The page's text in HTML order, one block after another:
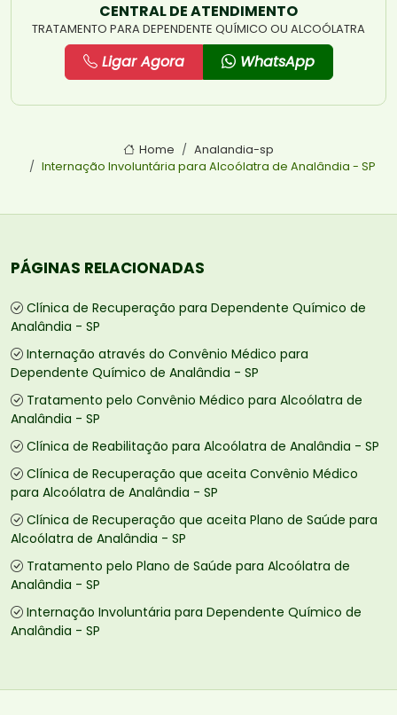
CENTRAL DE ATENDIMENTO
TRATAMENTO PARA DEPENDENTE QUÍMICO OU ALCOÓLATRA
Ligar Agora WhatsApp
Home
Analandia-sp
Internação Involuntária para Alcoólatra de Analândia - SP
PÁGINAS RELACIONADAS
Clínica de Recuperação para Dependente Químico de
Analândia - SP
Internação através do Convênio Médico para
Dependente Químico de Analândia - SP
Tratamento pelo Convênio Médico para Alcoólatra de
Analândia - SP
Clínica de Reabilitação para Alcoólatra de Analândia - SP
Clínica de Recuperação que aceita Convênio Médico
para Alcoólatra de Analândia - SP
Clínica de Recuperação que aceita Plano de Saúde para
Alcoólatra de Analândia - SP
Tratamento pelo Plano de Saúde para Alcoólatra de
Analândia - SP
Internação Involuntária para Dependente Químico de
Analândia - SP